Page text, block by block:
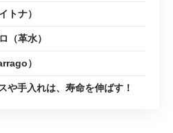
トナ）
（革水）
）
や手入れは、寿命を伸ばす！